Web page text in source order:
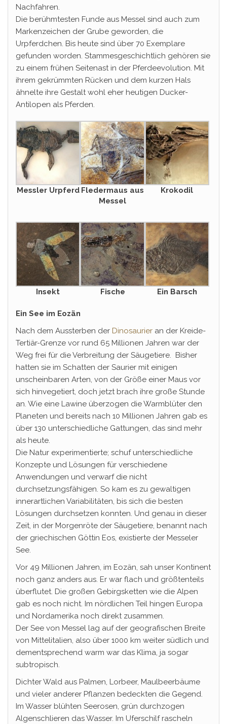
Nachfahren.
Die berühmtesten Funde aus Messel sind auch zum
Markenzeichen der Grube geworden, die
Urpferdchen. Bis heute sind über 70 Exemplare
gefunden worden. Stammesgeschichtlich gehören sie
zu einem frühen Seitenast in der Pferdeevolution. Mit
ihrem gekrümmten Rücken und dem kurzen Hals
ähnelte ihre Gestalt wohl eher heutigen Ducker-
Antilopen als Pferden.
Messler Urpferd Fledermaus aus
Messel
Krokodil
Insekt Fische Ein Barsch
Ein See im Eozän
Nach dem Aussterben der Dinosaurier an der Kreide-
Tertiär-Grenze vor rund 65 Millionen Jahren war der
Weg frei für die Verbreitung der Säugetiere. Bisher
hatten sie im Schatten der Saurier mit einigen
unscheinbaren Arten, von der Größe einer Maus vor
sich hinvegetiert, doch jetzt brach ihre große Stunde
an. Wie eine Lawine überzogen die Warmblüter den
Planeten und bereits nach 10 Millionen Jahren gab es
über 130 unterschiedliche Gattungen, das sind mehr
als heute.
Die Natur experimentierte; schuf unterschiedliche
Konzepte und Lösungen für verschiedene
Anwendungen und verwarf die nicht
durchsetzungsfähigen. So kam es zu gewaltigen
innerartlichen Variabilitäten, bis sich die besten
Lösungen durchsetzen konnten. Und genau in dieser
Zeit, in der Morgenröte der Säugetiere, benannt nach
der griechischen Göttin Eos, existierte der Messeler
See.
Vor 49 Millionen Jahren, im Eozän, sah unser Kontinent
noch ganz anders aus. Er war flach und größtenteils
überflutet. Die großen Gebirgsketten wie die Alpen
gab es noch nicht. Im nördlichen Teil hingen Europa
und Nordamerika noch direkt zusammen.
Der See von Messel lag auf der geografischen Breite
von Mittelitalien, also über 1000 km weiter südlich und
dementsprechend warm war das Klima, ja sogar
subtropisch.
Dichter Wald aus Palmen, Lorbeer, Maulbeerbäume
und vieler anderer Pflanzen bedeckten die Gegend.
Im Wasser blühten Seerosen, grün durchzogen
Algenschlieren das Wasser. Im Uferschilf rascheln